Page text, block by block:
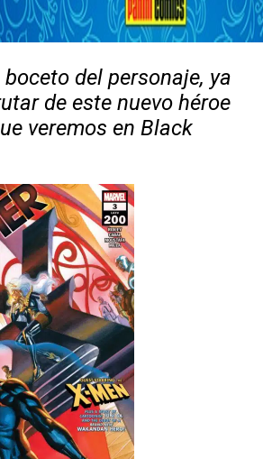
del personaje, ya
de este nuevo héroe
veremos en Black